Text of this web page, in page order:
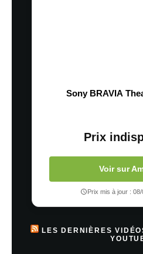
Sony BRAVIA
Prix
Voir sur
Prix mis à jour :
LES DERNIÈRES